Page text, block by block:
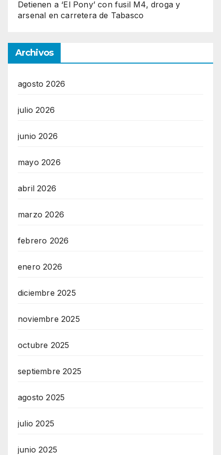
Detienen a ‘El Pony’ con fusil M4, droga y
arsenal en carretera de Tabasco
Archivos
agosto 2026
julio 2026
junio 2026
mayo 2026
abril 2026
marzo 2026
febrero 2026
enero 2026
diciembre 2025
noviembre 2025
octubre 2025
septiembre 2025
agosto 2025
julio 2025
junio 2025